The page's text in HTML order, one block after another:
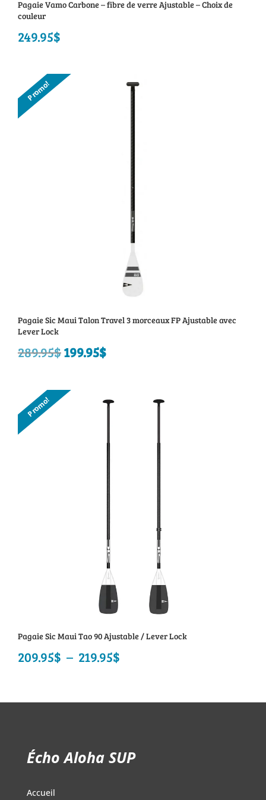
Pagaie Vamo Carbone – fibre de verre Ajustable – Choix de
couleur
249.95$
Promo!
Pagaie Sic Maui Talon Travel 3 morceaux FP Ajustable avec
Lever Lock
289.95$Le
initial
289.95$.
199.95$
actuel
199.95$.
Promo!
Pagaie Sic Maui Tao 90 Ajustable / Lever Lock
209.95$ – 219.95$
prix :
219.95$
Écho Aloha SUP
Accueil